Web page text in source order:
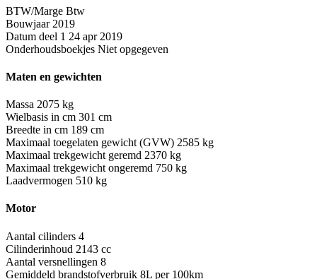
BTW/Marge Btw
Bouwjaar 2019
Datum deel 1 24 apr 2019
Onderhoudsboekjes Niet opgegeven
Maten en gewichten
Massa 2075 kg
Wielbasis in cm 301 cm
Breedte in cm 189 cm
Maximaal toegelaten gewicht (GVW) 2585 kg
Maximaal trekgewicht geremd 2370 kg
Maximaal trekgewicht ongeremd 750 kg
Laadvermogen 510 kg
Motor
Aantal cilinders 4
Cilinderinhoud 2143 cc
Aantal versnellingen 8
Gemiddeld brandstofverbruik 8L per 100km